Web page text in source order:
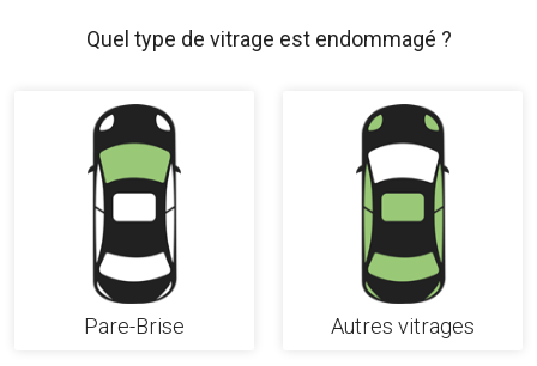
Quel type de vitrage est endommagé ?
Pare-Brise Autres vitrages